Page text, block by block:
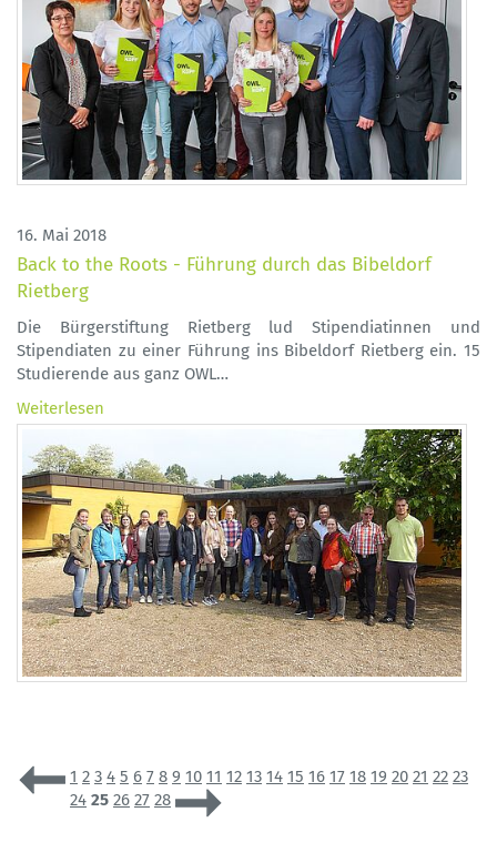
16. Mai 2018
Back to the Roots - Führung durch das Bibeldorf
Rietberg
Die Bürgerstiftung Rietberg lud Stipendiatinnen und
Stipendiaten zu einer Führung ins Bibeldorf Rietberg ein. 15
Studierende aus ganz OWL…
Weiterlesen
1 2 3 4 5 6 7 8 9 10 11 12 13 14 15 16 17 18 19 20 21 22 23
24 25 26 27 28